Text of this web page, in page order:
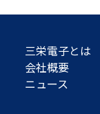
三栄電子とは
会社概要
ニュース